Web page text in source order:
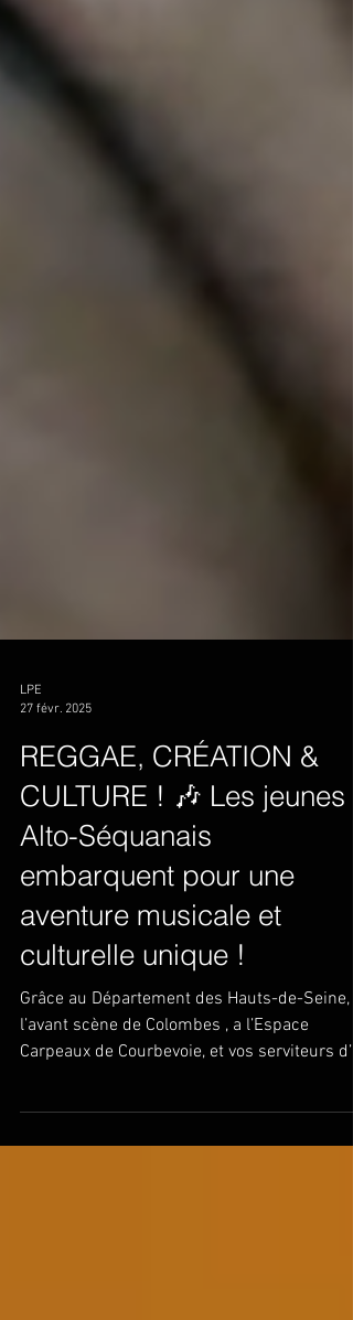
LPE
27 févr. 2025
REGGAE, CRÉATION &
CULTURE ! 🎶 Les jeunes
Alto-Séquanais
embarquent pour une
aventure musicale et
culturelle unique !
Grâce au Département des Hauts-de-Seine, à
Carpeaux de Courbevoie, et vos serviteurs d’